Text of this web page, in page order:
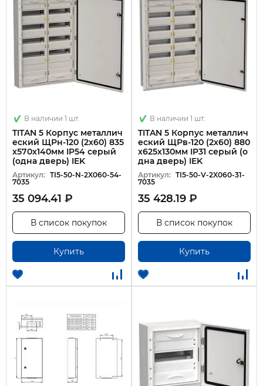
В наличии 1 шт.
TITAN 5 Корпус металлич
еский ЩРн-120 (2х60) 835
х570х140мм IP54 серый
(одна дверь) IEK
Артикул: TI5-50-N-2X060-54-
7035
35 094.41 ₽
Купить
В список покупок
В наличии 1 шт.
TITAN 5 Корпус металлич
еский ЩРв-120 (2х60) 880
х625х130мм IP31 серый (о
дна дверь) IEK
Артикул: TI5-50-V-2X060-31-
7035
35 428.19 ₽
Купить
В список покупок